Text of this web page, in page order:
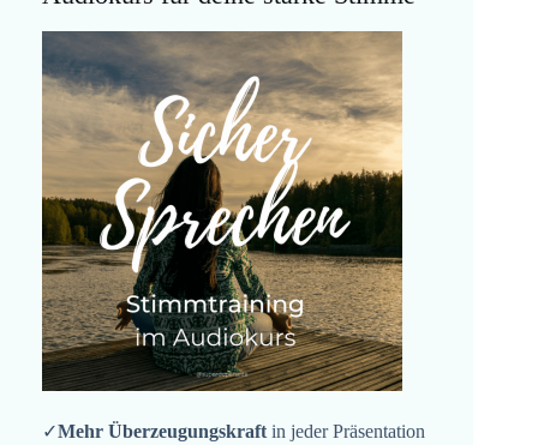
✓Mehr Überzeugungskraft in jeder Präsentation